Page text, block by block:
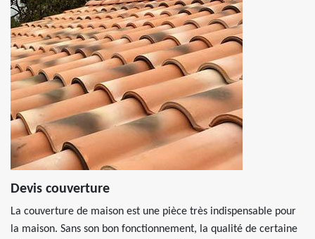
Devis couverture
La couverture de maison est une pièce très indispensable pour
la maison. Sans son bon fonctionnement, la qualité de certaine